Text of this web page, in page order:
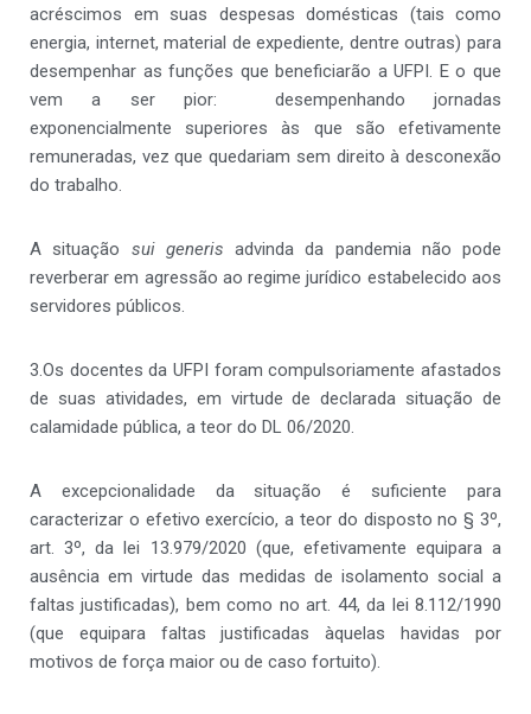
acréscimos em suas despesas domésticas (tais como
energia, internet, material de expediente, dentre outras) para
desempenhar as funções que beneficiarão a UFPI. E o que
vem a ser pior: desempenhando jornadas
exponencialmente superiores às que são efetivamente
remuneradas, vez que quedariam sem direito à desconexão
do trabalho.
A situação sui generis advinda da pandemia não pode
reverberar em agressão ao regime jurídico estabelecido aos
servidores públicos.
3.Os docentes da UFPI foram compulsoriamente afastados
de suas atividades, em virtude de declarada situação de
calamidade pública, a teor do DL 06/2020.
A excepcionalidade da situação é suficiente para
caracterizar o efetivo exercício, a teor do disposto no § 3º,
art. 3º, da lei 13.979/2020 (que, efetivamente equipara a
ausência em virtude das medidas de isolamento social a
faltas justificadas), bem como no art. 44, da lei 8.112/1990
(que equipara faltas justificadas àquelas havidas por
motivos de força maior ou de caso fortuito).